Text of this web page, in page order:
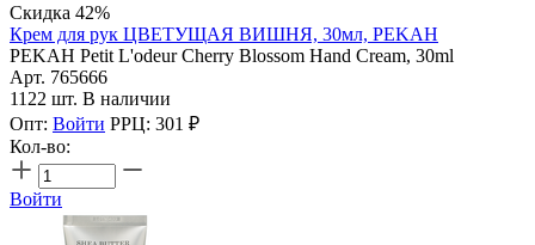
Скидка 42%
Крем для рук ЦВЕТУЩАЯ ВИШНЯ, 30мл, PEKAH
PEKAH Petit L'odeur Cherry Blossom Hand Cream, 30ml
Арт. 765666
1122 шт. В наличии
Опт: Войти РРЦ: 301 ₽
Кол-во:
Войти